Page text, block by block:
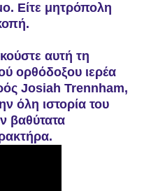
Είτε μητρόπολη
αυτή τη
ορθόδοξου ιερέα
Josiah Trennham,
όλη ιστορία του
βαθύτατα